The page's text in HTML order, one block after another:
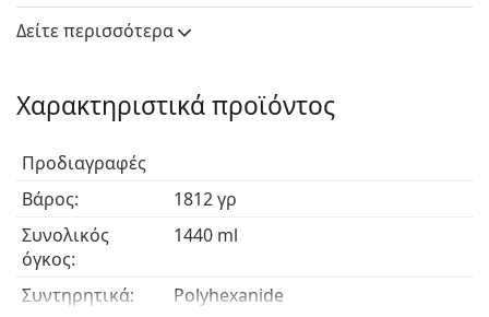
Με το νέο σύστημα κλειδώματος, σε μερικά
μπουκάλια το καπάκι μπορεί να φαίνεται χαλαρό
σφίξετε – στην πραγματικότητα το επιπλέον σφίξιμο
μπορεί να σπάσει τη μόνωση.
Δείτε περισσότερα
Χαρακτηριστικά προϊόντος
Προδιαγραφές
Βάρος:
1812 γρ
Συνολικός
όγκος:
1440 ml
Συντηρητικά:
Polyhexanide